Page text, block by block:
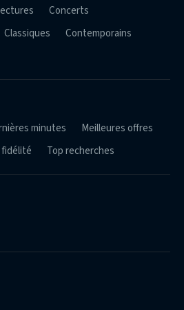
Concerts
Classiques
Contemporains
minutes
Meilleures offres
Top recherches